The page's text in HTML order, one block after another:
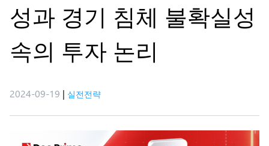
성과 경기 침체 불확실성
속의 투자 논리
2024-09-19 | 실전전략